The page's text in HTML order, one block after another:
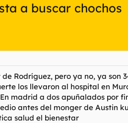
a buscar chochos
de Rodríguez, pero ya no, ya
los llevaron al hospital en
madrid a dos apuñalados por
antes del monger de Austin
salud el bienestar